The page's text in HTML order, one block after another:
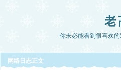
老
你未必能看到很喜欢
网络日志正文